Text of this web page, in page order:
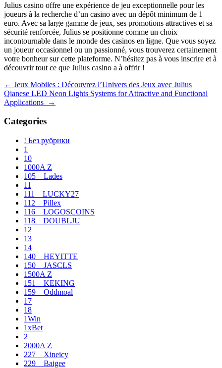
Julius casino offre une expérience de jeu exceptionnelle pour les
joueurs à la recherche d’un casino avec un dépôt minimum de 1
euro. Avec sa large gamme de jeux, ses promotions attractives et sa
sécurité renforcée, Julius se positionne comme un choix
incontournable dans le monde des casinos en ligne. Que vous soyez
un joueur occasionnel ou un passionné, vous trouverez certainement
votre bonheur sur cette plateforme. N’hésitez pas à vous inscrire et à
découvrir tout ce que Julius casino a à offrir !
Navegación
de
← Jeux Mobiles : Découvrez l’Univers des Jeux avec Julius
Qianese LED Neon Lights Systems for Attractive and Functional
Applications
→
Categories
! Без рубрики
1
10
1000A Z
105__Lades
11
111__LUCKY27
112__Pillex
116__LOGOSCOINS
118__DOUBLJU
12
13
14
140__HEYITTE
150__JASCLS
1500A Z
151__KEKING
159__Oddmoal
17
18
1Win
1xBet
2
2000A Z
227__Xineicy
229__Baigee